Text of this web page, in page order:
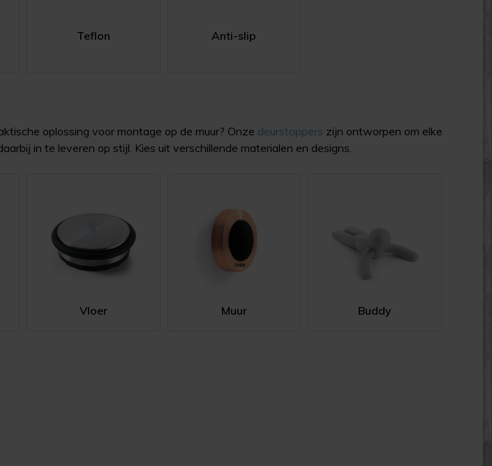
Teflon Anti-slip
oplossing voor montage op de muur? Onze deurstoppers zijn ontworpen om elke
in te leveren op stijl. Kies uit verschillende materialen en designs.
Vloer Muur Buddy